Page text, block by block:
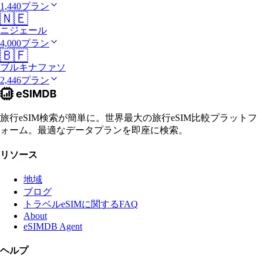
1,440プラン
🇳🇪
ニジェール
4,000プラン
🇧🇫
ブルキナファソ
2,446プラン
旅行eSIM検索が簡単に。世界最大の旅行eSIM比較プラットフ
ォーム。最適なデータプランを即座に検索。
リソース
地域
ブログ
トラベルeSIMに関するFAQ
About
eSIMDB Agent
ヘルプ